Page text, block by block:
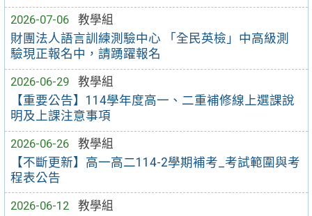
2026-07-06
教學組
財團法人語言訓練測驗中心 「全民英檢」中高級測
驗現正報名中，請踴躍報名
2026-06-29
教學組
【重要公告】114學年度高一、二重補修線上選課說
明及上課注意事項
2026-06-26
教學組
【不斷更新】高一高二114-2學期補考_考試範圍與考
程表公告
2026-06-12
教學組